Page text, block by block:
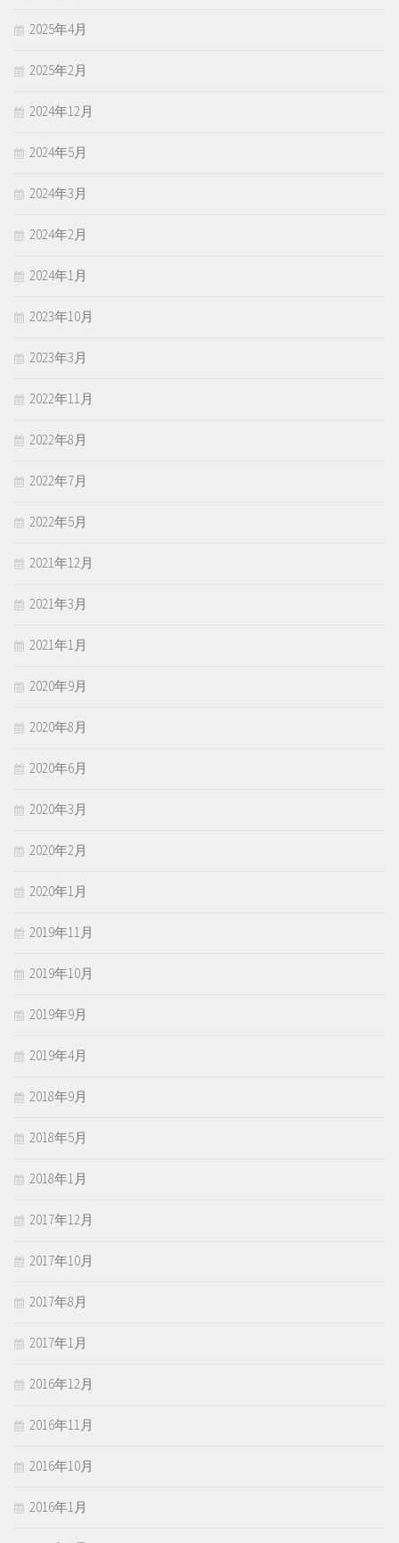
2025年4月
2025年2月
2024年12月
2024年5月
2024年3月
2024年2月
2024年1月
2023年10月
2023年3月
2022年11月
2022年8月
2022年7月
2022年5月
2021年12月
2021年3月
2021年1月
2020年9月
2020年8月
2020年6月
2020年3月
2020年2月
2020年1月
2019年11月
2019年10月
2019年9月
2019年4月
2018年9月
2018年5月
2018年1月
2017年12月
2017年10月
2017年8月
2017年1月
2016年12月
2016年11月
2016年10月
2016年1月